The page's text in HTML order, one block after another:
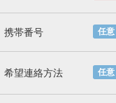
任意
携帯番号
任意
希望連絡方法